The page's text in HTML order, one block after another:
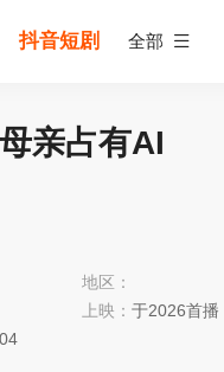
抖音短剧 全部
亲占有AI
地区：
上映： 于2026首播